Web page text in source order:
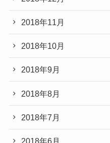
2018年11月
2018年10月
2018年9月
2018年8月
2018年7月
2018年6月